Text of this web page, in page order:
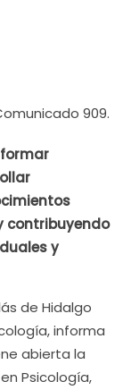
909.
contribuyendo
y
de Hidalgo
informa
abierta la
Psicología,